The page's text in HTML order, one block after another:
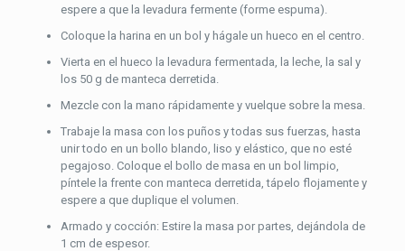
espere a que la levadura fermente (forme espuma).
Coloque la harina en un bol y hágale un hueco en el centro.
Vierta en el hueco la levadura fermentada, la leche, la sal y
los 50 g de manteca derretida.
Mezcle con la mano rápidamente y vuelque sobre la mesa.
Trabaje la masa con los puños y todas sus fuerzas, hasta
unir todo en un bollo blando, liso y elástico, que no esté
pegajoso. Coloque el bollo de masa en un bol limpio,
píntele la frente con manteca derretida, tápelo flojamente y
espere a que duplique el volumen.
Armado y cocción: Estire la masa por partes, dejándola de
1 cm de espesor.